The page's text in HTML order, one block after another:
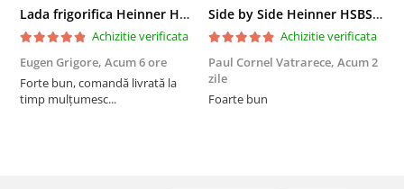
Lada frigorifica Heinner HCF-287CNHE++, 287 l, Clasa E, Compresor inverter, Iluminare LED, Functionalitate frigider, Alb
Achizitie verificata
Eugen Grigore, Acum 6 ore
Forte bun, comandă livrată la
timp mulțumesc...
Side by Side Heinner HSBS-HM439NFINVDGWDE++, Total No Frost, Compresor Inverter, Dozator Apa, Display Touch LED, 439 L, Clasa E, Gri Antracit Texturat
Achizitie verificata
Paul Cornel Vatrarece, Acum 2
zile
Foarte bun